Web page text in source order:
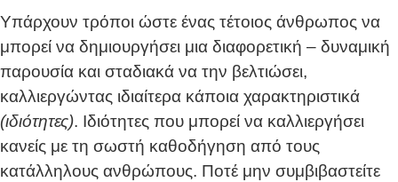
Υπάρχουν τρόποι ώστε ένας τέτοιος άνθρωπος να
μπορεί να δημιουργήσει μια διαφορετική – δυναμική
παρουσία και σταδιακά να την βελτιώσει,
καλλιεργώντας ιδιαίτερα κάποια χαρακτηριστικά
(ιδιότητες). Ιδιότητες που μπορεί να καλλιεργήσει
κανείς με τη σωστή καθοδήγηση από τους
κατάλληλους ανθρώπους. Ποτέ μην συμβιβαστείτε